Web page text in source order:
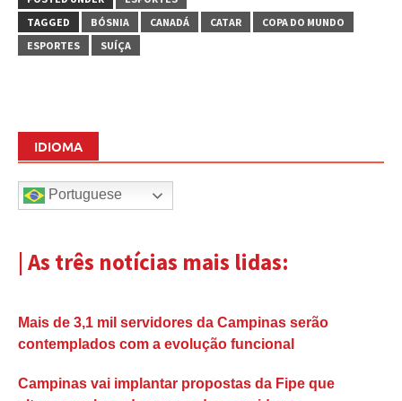
TAGGED
BÓSNIA CANADÁ CATAR
COPA DO MUNDO
ESPORTES
SUÍÇA
IDIOMA
Portuguese
| As três notícias mais lidas:
Mais de 3,1 mil servidores da Campinas serão
contemplados com a evolução funcional
Campinas vai implantar propostas da Fipe que